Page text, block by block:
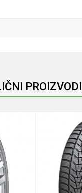
PROIZVODI